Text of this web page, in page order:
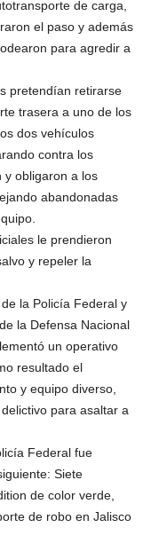
de carga,
el paso y además
para agredir a
pretendían retirarse
trasera a uno de los
dos vehículos
contra los
y obligaron a los
abandonadas
le prendieron
y repeler la
la Policía Federal y
la Defensa Nacional
un operativo
resultado el
y equipo diverso,
para asaltar a
Federal fue
Siete
de color verde,
de robo en Jalisco